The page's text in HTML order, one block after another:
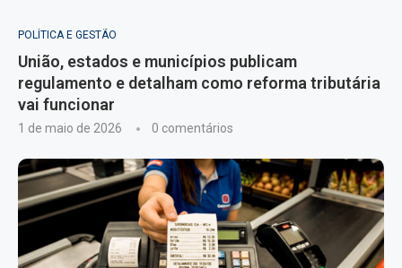
POLÍTICA E GESTÃO
União, estados e municípios publicam
regulamento e detalham como reforma tributária
vai funcionar
1 de maio de 2026 0 comentários